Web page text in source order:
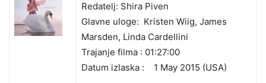
Redatelj: Shira Piven
Glavne uloge: Kristen Wiig, James
Marsden, Linda Cardellini
Trajanje filma : 01:27:00
Datum izlaska :
1 May 2015 (USA)